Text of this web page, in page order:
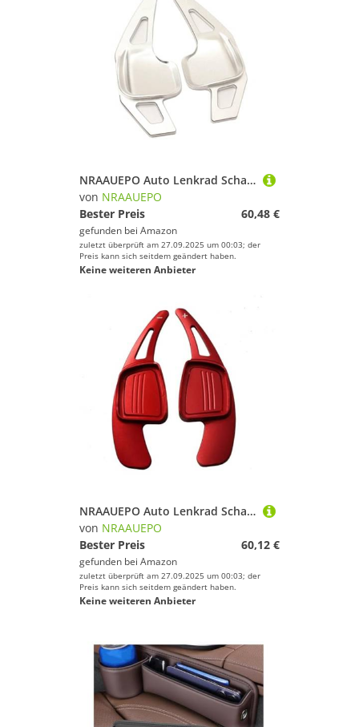
NRAAUEPO Auto Lenkrad Schaltwippen für BMW F30 3er 2013-2018 Auto Lenkrad Schaltwippen Extensions Abdeckung 2 stücke Aluminium Teile
von NRAAUEPO
Bester Preis
60,48 €
gefunden bei Amazon
zuletzt überprüft am 27.09.2025 um 00:03; der
Preis kann sich seitdem geändert haben.
Keine weiteren Anbieter
NRAAUEPO Auto Lenkrad Schaltwippen für Audi Q5 2017-2018 Auto Lenkrad Schaltwippen Extensions Abdeckung 2 stücke Aluminium Teile
von NRAAUEPO
Bester Preis
60,12 €
gefunden bei Amazon
zuletzt überprüft am 27.09.2025 um 00:03; der
Preis kann sich seitdem geändert haben.
Keine weiteren Anbieter